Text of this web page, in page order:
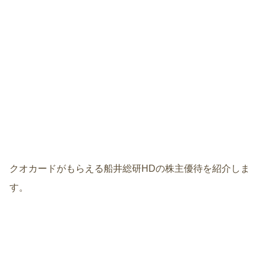
クオカードがもらえる船井総研HDの株主優待を紹介しま
す。